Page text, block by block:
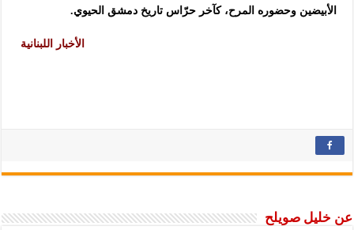
الأبيضين وحضوره المرح، كآخر حرّاس تاريخ دمشق الحيوي.
الأخبار اللبنانية
عن خليل صويلح